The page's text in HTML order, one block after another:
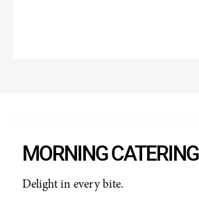
MORNING CATERING
Delight in every bite.